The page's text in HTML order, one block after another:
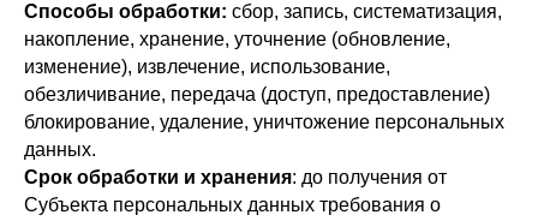
Способы обработки: сбор, запись, систематизация,
накопление, хранение, уточнение (обновление,
изменение), извлечение, использование,
обезличивание, передача (доступ, предоставление)
блокирование, удаление, уничтожение персональных
данных.
Срок обработки и хранения: до получения от
Субъекта персональных данных требования о